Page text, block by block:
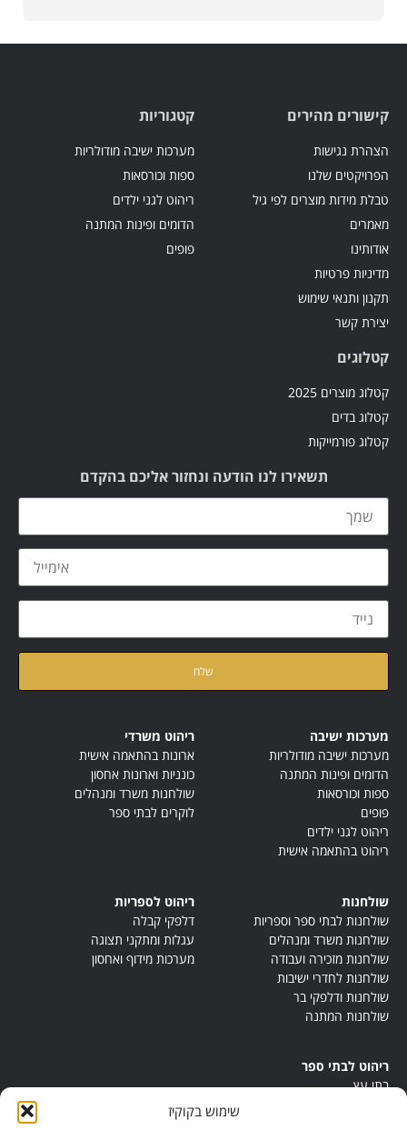
שימוש בקוקיז
קישורים מהירים
הצהרת נגישות
הפרויקטים שלנו
טבלת מידות מוצרים לפי גיל
מאמרים
אודותינו
מדיניות פרטיות
תקנון ותנאי שימוש
יצירת קשר
קטגוריות
מערכות ישיבה מודולריות
ספות וכורסאות
ריהוט לגני ילדים
הדומים ופינות המתנה
פופים
קטלוגים
קטלוג מוצרים 2025
קטלוג בדים
קטלוג פורמייקות
תשאירו לנו הודעה ונחזור אליכם בהקדם
מערכות ישיבה
מערכות ישיבה מודולריות
הדומים ופינות המתנה
ספות וכורסאות
פופים
ריהוט לגני ילדים
ריהוט בהתאמה אישית
ריהוט משרדי
ארונות בהתאמה אישית
כונניות וארונות אחסון
שולחנות משרד ומנהלים
לוקרים לבתי ספר
שולחנות
שולחנות לבתי ספר וספריות
שולחנות משרד ומנהלים
שולחנות מזכירה ועבודה
שולחנות לחדרי ישיבות
שולחנות ודלפקי בר
שולחנות המתנה
ריהוט לספריות
דלפקי קבלה
עגלות ומתקני תצוגה
מערכות מידוף ואחסון
ריהוט לבתי ספר
בתי עץ